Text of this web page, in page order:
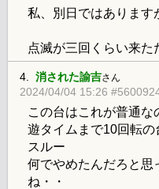
私、別日ではあります
点滅が三回くらい来
4. 消された諭吉さん
2024/04/04 15:26
この台はこれが普通な
遊タイムまで10回転
スルー
何でやめたんだろと思
ね・・